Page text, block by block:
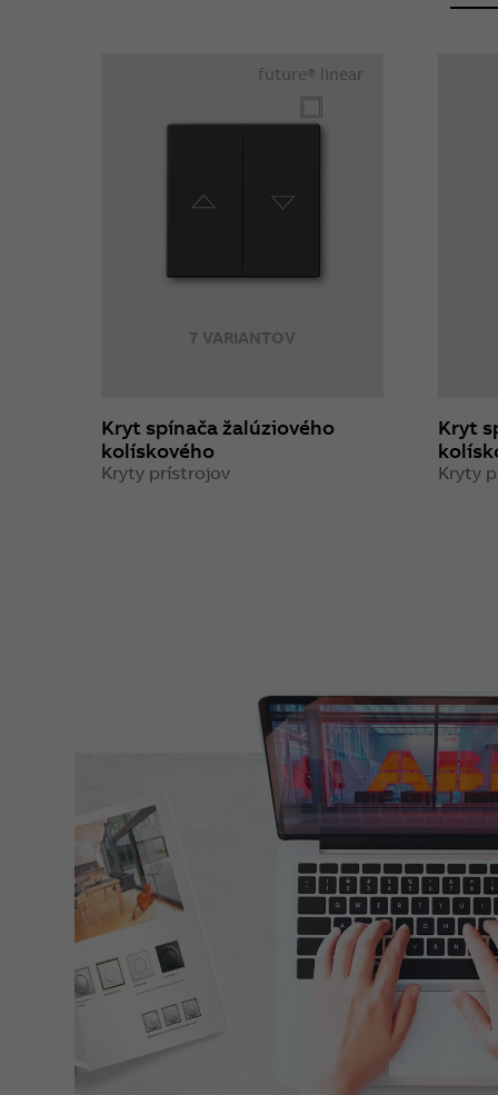
7 VARIANTOV
future® linear
Kryt spínača žalúziového
kolískového
Kryty prístrojov
Kryt
Kryty